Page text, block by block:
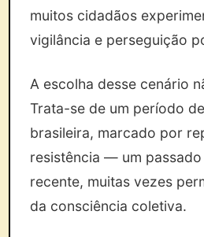
muitos cidadãos
vigilância e perseguição
A escolha desse cenário
Trata-se de um período
brasileira, marcado por
resistência — um
recente, muitas vezes
da consciência coletiva.